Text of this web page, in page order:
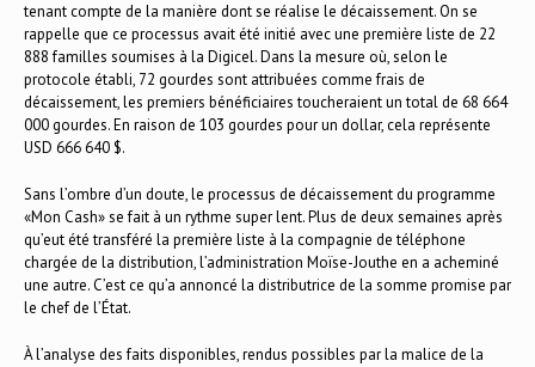
tenant compte de la manière dont se réalise le décaissement. On se
rappelle que ce processus avait été initié avec une première liste de 22
888 familles soumises à la Digicel. Dans la mesure où, selon le
protocole établi, 72 gourdes sont attribuées comme frais de
décaissement, les premiers bénéficiaires toucheraient un total de 68 664
000 gourdes. En raison de 103 gourdes pour un dollar, cela représente
USD 666 640 $.
Sans l’ombre d’un doute, le processus de décaissement du programme
«Mon Cash» se fait à un rythme super lent. Plus de deux semaines après
qu’eut été transféré la première liste à la compagnie de téléphone
chargée de la distribution, l’administration Moïse-Jouthe en a acheminé
une autre. C’est ce qu’a annoncé la distributrice de la somme promise par
le chef de l’État.
À l’analyse des faits disponibles, rendus possibles par la malice de la